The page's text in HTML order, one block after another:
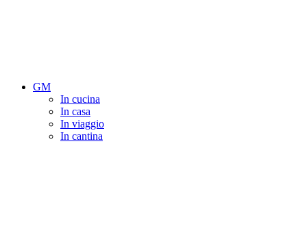
GM
In cucina
In casa
In viaggio
In cantina